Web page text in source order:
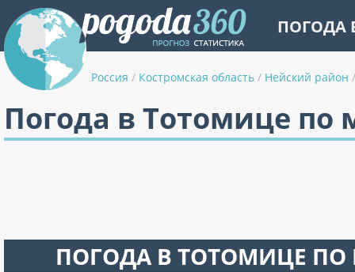
ПОГОДА
Россия / Костромская область / Нейский район /
Погода в Тотомице по
ПОГОДА В ТОТОМИЦЕ